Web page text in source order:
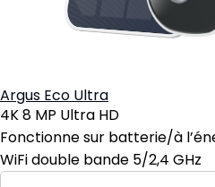
Argus Eco Ultra
4K 8 MP Ultra HD
Fonctionne sur batterie/à
WiFi double bande 5/2,4 GHz